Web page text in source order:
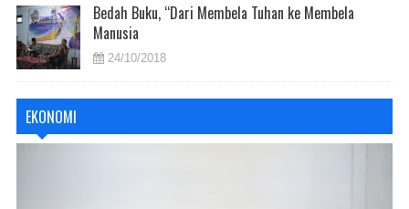
Bedah Buku, “Dari Membela Tuhan ke Membela
Manusia
24/10/2018
EKONOMI